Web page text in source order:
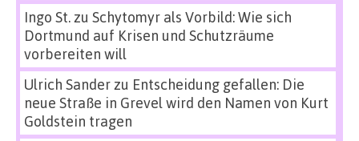
Ingo St.zu Schytomyr als Vorbild: Wie sich
Dortmund auf Krisen und Schutzräume
vorbereiten will
Ulrich Sanderzu Entscheidung gefallen: Die
neue Straße in Grevel wird den Namen von Kurt
Goldstein tragen